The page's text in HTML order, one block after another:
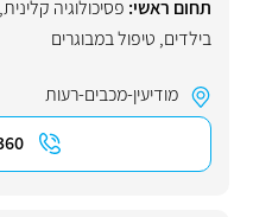
תחום ראשי: פסיכולוגיה קלינית,
בילדים, טיפול במבוגרים
מודיעין-מכבים-רעות